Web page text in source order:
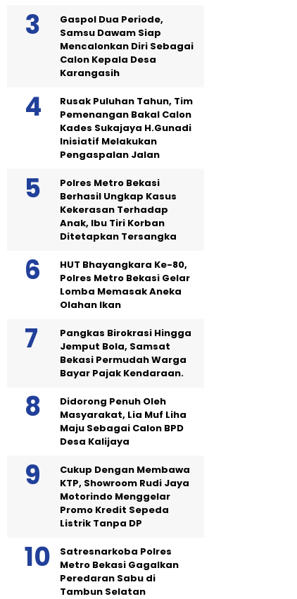
Gaspol Dua Periode,
Samsu Dawam Siap
Mencalonkan Diri Sebagai
Calon Kepala Desa
Karangasih
Rusak Puluhan Tahun, Tim
Pemenangan Bakal Calon
Kades Sukajaya H.Gunadi
Inisiatif Melakukan
Pengaspalan Jalan
Polres Metro Bekasi
Berhasil Ungkap Kasus
Kekerasan Terhadap
Anak, Ibu Tiri Korban
Ditetapkan Tersangka
HUT Bhayangkara Ke-80,
Polres Metro Bekasi Gelar
Lomba Memasak Aneka
Olahan Ikan
Pangkas Birokrasi Hingga
Jemput Bola, Samsat
Bekasi Permudah Warga
Bayar Pajak Kendaraan.
Didorong Penuh Oleh
Masyarakat, Lia Muf Liha
Maju Sebagai Calon BPD
Desa Kalijaya
Cukup Dengan Membawa
KTP, Showroom Rudi Jaya
Motorindo Menggelar
Promo Kredit Sepeda
Listrik Tanpa DP
Satresnarkoba Polres
Metro Bekasi Gagalkan
Peredaran Sabu di
Tambun Selatan